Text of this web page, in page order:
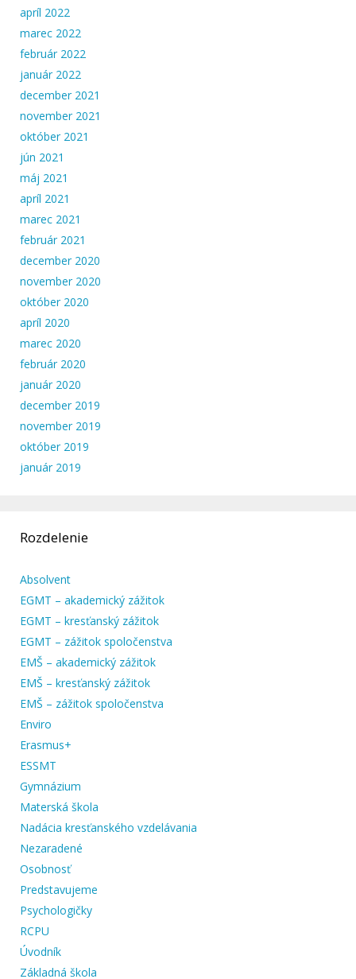
apríl 2022
marec 2022
február 2022
január 2022
december 2021
november 2021
október 2021
jún 2021
máj 2021
apríl 2021
marec 2021
február 2021
december 2020
november 2020
október 2020
apríl 2020
marec 2020
február 2020
január 2020
december 2019
november 2019
október 2019
január 2019
Rozdelenie
Absolvent
EGMT – akademický zážitok
EGMT – kresťanský zážitok
EGMT – zážitok spoločenstva
EMŠ – akademický zážitok
EMŠ – kresťanský zážitok
EMŠ – zážitok spoločenstva
Enviro
Erasmus+
ESSMT
Gymnázium
Materská škola
Nadácia kresťanského vzdelávania
Nezaradené
Osobnosť
Predstavujeme
Psychologičky
RCPU
Úvodník
Základná škola